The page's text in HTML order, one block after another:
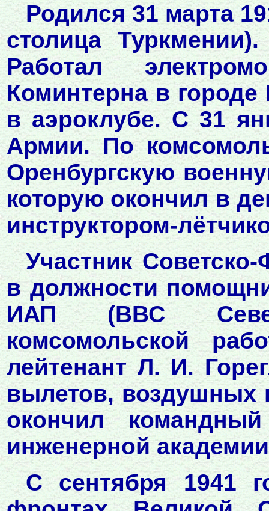
Родился 31 марта
столица
Работал
Коминтерна в
в аэроклубе. С 31
Армии. По
Оренбургскую
которую окончил в
инструктором-
Участник
в должности
ИАП (ВВС
комсомольской
лейтенант Л. И.
вылетов, воздушных
окончил
инженерной
С сентября 1941